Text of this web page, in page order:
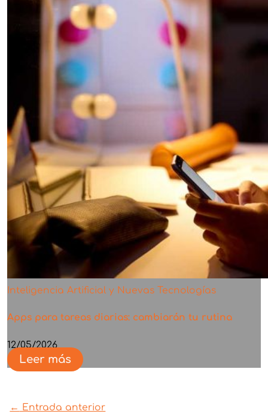
Inteligencia Artificial y Nuevas Tecnologías
Apps para tareas diarias: cambiarán tu rutina
12/05/2026
Leer más
← Entrada anterior